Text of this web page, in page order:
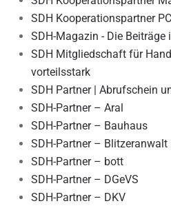
SDH Kooperationspartner
SDH-Magazin - Die Beiträge
SDH Mitgliedschaft für
vorteilsstark
SDH Partner | Abrufschein
SDH-Partner – Aral
SDH-Partner – Bauhaus
SDH-Partner – Blitzeranwalt
SDH-Partner – bott
SDH-Partner – DGeVS
SDH-Partner – DKV